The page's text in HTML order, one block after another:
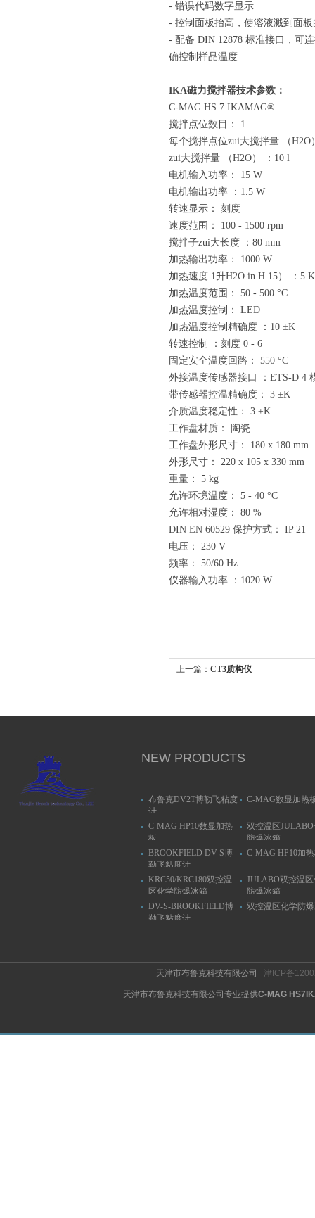
- 错误代码数字显示
- 控制面板抬高，使溶液溅到面
- 配备 DIN 12878 标准接口，可
确控制样品温度
IKA磁力搅拌器技术参数：
C-MAG HS 7 IKAMAG®
搅拌点位数目： 1
每个搅拌点位zui大搅拌量 （H2O
zui大搅拌量 （H2O） ：10 l
电机输入功率： 15 W
电机输出功率 ：1.5 W
转速显示： 刻度
速度范围： 100 - 1500 rpm
搅拌子zui大长度 ：80 mm
加热输出功率： 1000 W
加热速度 1升H2O in H 15） ：5
加热温度范围： 50 - 500 °C
加热温度控制： LED
加热温度控制精确度 ：10 ±K
转速控制 ：刻度 0 - 6
固定安全温度回路： 550 °C
外接温度传感器接口 ：ETS-D 4
带传感器控温精确度： 3 ±K
介质温度稳定性： 3 ±K
工作盘材质： 陶瓷
工作盘外形尺寸： 180 x 180 mm
外形尺寸： 220 x 105 x 330 mm
重量： 5 kg
允许环境温度： 5 - 40 °C
允许相对湿度： 80 %
DIN EN 60529 保护方式： IP 21
电压： 230 V
频率： 50/60 Hz
仪器输入功率 ：1020 W
上一篇： CT3质构仪
NEW PRODUCTS
布鲁克DV2T博勒飞粘度
计
C-MAG数显加热
C-MAG HP10数显加热
板
双控温区
防爆冰箱
BROOKFIELD DV-S博
勒飞粘度计
C-MAG HP10加
KRC50/KRC180双控温
区化学防爆冰箱
JULABO双控温
防爆冰箱
DV-S-BROOKFIELD博
勒飞粘度计
双控温区化学防
天津市布鲁克科技有限公司 津ICP备
天津市布鲁克科技有限公司专业提供C-MAG